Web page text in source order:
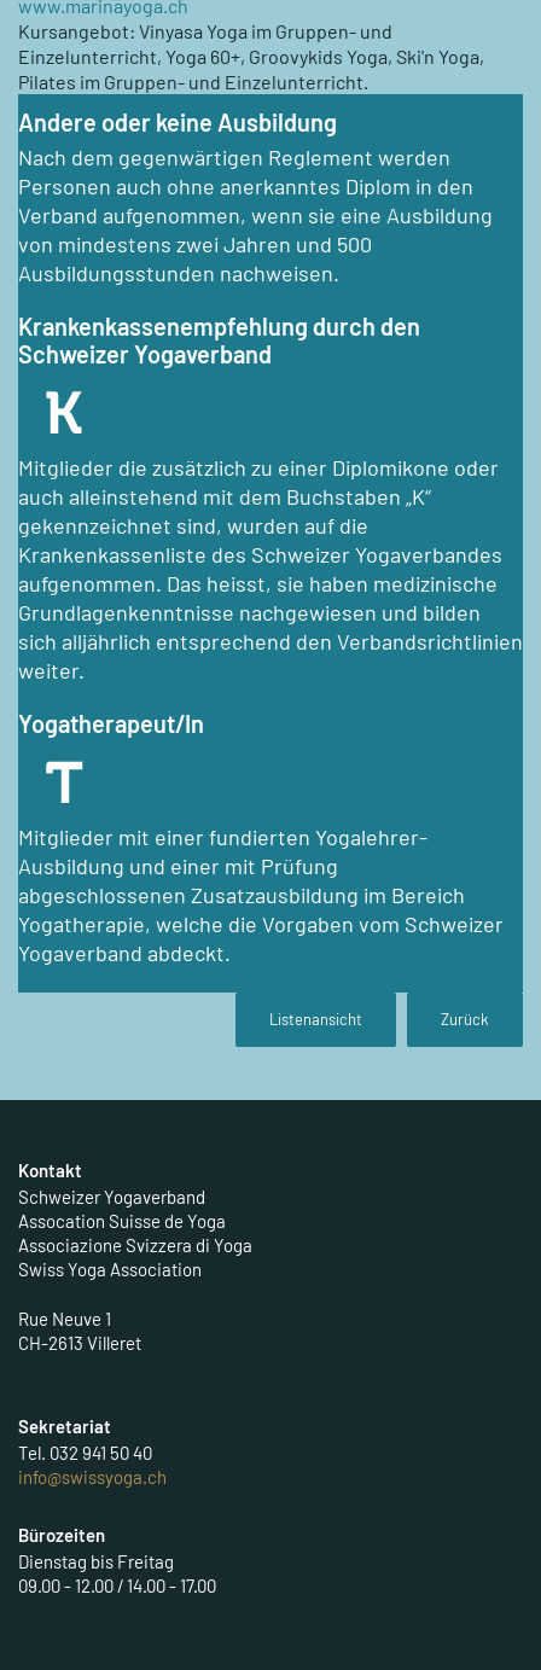
www.marinayoga.ch
Kursangebot: Vinyasa Yoga im Gruppen- und
Einzelunterricht, Yoga 60+, Groovykids Yoga, Ski'n Yoga,
Pilates im Gruppen- und Einzelunterricht.
Andere oder keine Ausbildung
Nach dem gegenwärtigen Reglement werden
Personen auch ohne anerkanntes Diplom in den
Verband aufgenommen, wenn sie eine Ausbildung
von mindestens zwei Jahren und 500
Ausbildungsstunden nachweisen.
Krankenkassenempfehlung durch den
Schweizer Yogaverband
Mitglieder die zusätzlich zu einer Diplomikone oder
auch alleinstehend mit dem Buchstaben „K“
gekennzeichnet sind, wurden auf die
Krankenkassenliste des Schweizer Yogaverbandes
aufgenommen. Das heisst, sie haben medizinische
Grundlagenkenntnisse nachgewiesen und bilden
sich alljährlich entsprechend den Verbandsrichtlinien
weiter.
Yogatherapeut/In
Mitglieder mit einer fundierten Yogalehrer-
Ausbildung und einer mit Prüfung
abgeschlossenen Zusatzausbildung im Bereich
Yogatherapie, welche die Vorgaben vom Schweizer
Yogaverband abdeckt.
Listenansicht Zurück
Kontakt
Schweizer Yogaverband
Assocation Suisse de Yoga
Associazione Svizzera di Yoga
Swiss Yoga Association
Rue Neuve 1
CH-2613 Villeret
Sekretariat
Tel. 032 941 50 40
info@swissyoga.ch
Bürozeiten
Dienstag bis Freitag
09.00 - 12.00 / 14.00 - 17.00